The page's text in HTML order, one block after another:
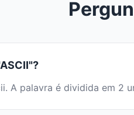
A palavra é dividida em 2